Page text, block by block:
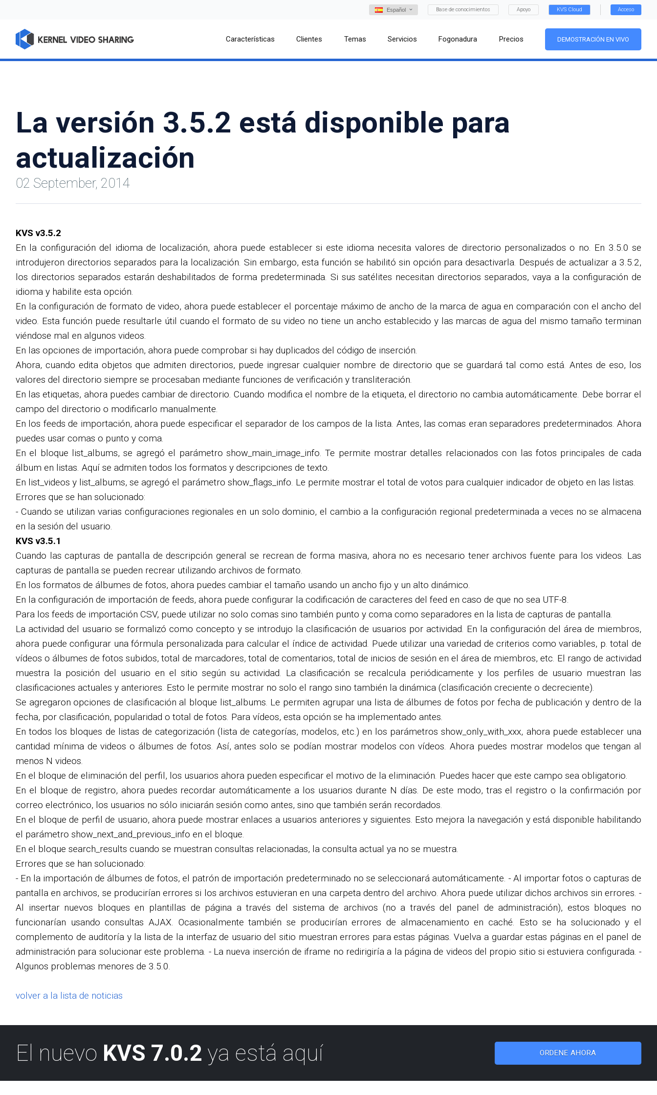
Español Base de conocimientos Apoyo KVS Cloud Acceso
Características Clientes Temas Servicios Fogonadura Precios DEMOSTRACIÓN EN VIVO
La versión 3.5.2 está disponible para
actualización
02 September, 2014
KVS v3.5.2
En la configuración del idioma de localización, ahora puede establecer si este idioma necesita valores de directorio personalizados o no. En 3.5.0 se
introdujeron directorios separados para la localización. Sin embargo, esta función se habilitó sin opción para desactivarla. Después de actualizar a 3.5.2,
los directorios separados estarán deshabilitados de forma predeterminada. Si sus satélites necesitan directorios separados, vaya a la configuración de
idioma y habilite esta opción.
En la configuración de formato de video, ahora puede establecer el porcentaje máximo de ancho de la marca de agua en comparación con el ancho del
video. Esta función puede resultarle útil cuando el formato de su video no tiene un ancho establecido y las marcas de agua del mismo tamaño terminan
viéndose mal en algunos videos.
En las opciones de importación, ahora puede comprobar si hay duplicados del código de inserción.
Ahora, cuando edita objetos que admiten directorios, puede ingresar cualquier nombre de directorio que se guardará tal como está. Antes de eso, los
valores del directorio siempre se procesaban mediante funciones de verificación y transliteración.
En las etiquetas, ahora puedes cambiar de directorio. Cuando modifica el nombre de la etiqueta, el directorio no cambia automáticamente. Debe borrar el
campo del directorio o modificarlo manualmente.
En los feeds de importación, ahora puede especificar el separador de los campos de la lista. Antes, las comas eran separadores predeterminados. Ahora
puedes usar comas o punto y coma.
En el bloque list_albums, se agregó el parámetro show_main_image_info. Te permite mostrar detalles relacionados con las fotos principales de cada
álbum en listas. Aquí se admiten todos los formatos y descripciones de texto.
En list_videos y list_albums, se agregó el parámetro show_flags_info. Le permite mostrar el total de votos para cualquier indicador de objeto en las listas.
Errores que se han solucionado:
- Cuando se utilizan varias configuraciones regionales en un solo dominio, el cambio a la configuración regional predeterminada a veces no se almacena
en la sesión del usuario.
KVS v3.5.1
Cuando las capturas de pantalla de descripción general se recrean de forma masiva, ahora no es necesario tener archivos fuente para los videos. Las
capturas de pantalla se pueden recrear utilizando archivos de formato.
En los formatos de álbumes de fotos, ahora puedes cambiar el tamaño usando un ancho fijo y un alto dinámico.
En la configuración de importación de feeds, ahora puede configurar la codificación de caracteres del feed en caso de que no sea UTF-8.
Para los feeds de importación CSV, puede utilizar no solo comas sino también punto y coma como separadores en la lista de capturas de pantalla.
La actividad del usuario se formalizó como concepto y se introdujo la clasificación de usuarios por actividad. En la configuración del área de miembros,
ahora puede configurar una fórmula personalizada para calcular el índice de actividad. Puede utilizar una variedad de criterios como variables, p. total de
vídeos o álbumes de fotos subidos, total de marcadores, total de comentarios, total de inicios de sesión en el área de miembros, etc. El rango de actividad
muestra la posición del usuario en el sitio según su actividad. La clasificación se recalcula periódicamente y los perfiles de usuario muestran las
clasificaciones actuales y anteriores. Esto le permite mostrar no solo el rango sino también la dinámica (clasificación creciente o decreciente).
Se agregaron opciones de clasificación al bloque list_albums. Le permiten agrupar una lista de álbumes de fotos por fecha de publicación y dentro de la
fecha, por clasificación, popularidad o total de fotos. Para vídeos, esta opción se ha implementado antes.
En todos los bloques de listas de categorización (lista de categorías, modelos, etc.) en los parámetros show_only_with_xxx, ahora puede establecer una
cantidad mínima de videos o álbumes de fotos. Así, antes solo se podían mostrar modelos con vídeos. Ahora puedes mostrar modelos que tengan al
menos N videos.
En el bloque de eliminación del perfil, los usuarios ahora pueden especificar el motivo de la eliminación. Puedes hacer que este campo sea obligatorio.
En el bloque de registro, ahora puedes recordar automáticamente a los usuarios durante N días. De este modo, tras el registro o la confirmación por
correo electrónico, los usuarios no sólo iniciarán sesión como antes, sino que también serán recordados.
En el bloque de perfil de usuario, ahora puede mostrar enlaces a usuarios anteriores y siguientes. Esto mejora la navegación y está disponible habilitando
el parámetro show_next_and_previous_info en el bloque.
En el bloque search_results cuando se muestran consultas relacionadas, la consulta actual ya no se muestra.
Errores que se han solucionado:
- En la importación de álbumes de fotos, el patrón de importación predeterminado no se seleccionará automáticamente. - Al importar fotos o capturas de
pantalla en archivos, se producirían errores si los archivos estuvieran en una carpeta dentro del archivo. Ahora puede utilizar dichos archivos sin errores. -
Al insertar nuevos bloques en plantillas de página a través del sistema de archivos (no a través del panel de administración), estos bloques no
funcionarían usando consultas AJAX. Ocasionalmente también se producirían errores de almacenamiento en caché. Esto se ha solucionado y el
complemento de auditoría y la lista de la interfaz de usuario del sitio muestran errores para estas páginas. Vuelva a guardar estas páginas en el panel de
administración para solucionar este problema. - La nueva inserción de iframe no redirigiría a la página de videos del propio sitio si estuviera configurada. -
Algunos problemas menores de 3.5.0.
volver a la lista de noticias
El nuevo KVS 7.0.2 ya está aquí ORDENE AHORA